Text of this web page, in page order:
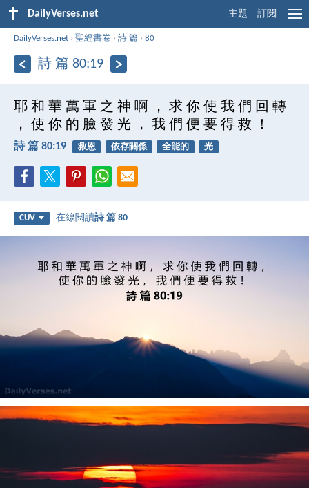
DailyVerses.net 主題 訂閱
DailyVerses.net ›聖經書卷 ›詩 篇 ›80
詩 篇 80:19
耶 和 華 萬 軍 之 神 啊 ， 求 你 使 我 們 回 轉
， 使 你 的 臉 發 光 ， 我 們 便 要 得 救 ！
詩 篇 80:19 救恩 依存關係 全能的 光
CUV 在線閱讀詩 篇 80